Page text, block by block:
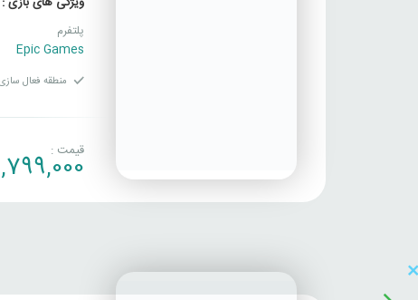
پلتفرم
Epic Games
منطقه فعال
قیمت :